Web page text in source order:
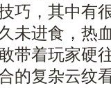
巧，其中有
未进食，热
带着玩家硬
的复杂云纹